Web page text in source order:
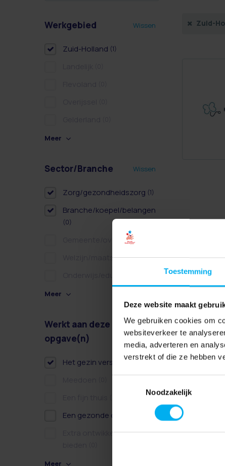
Toestemming
Deze website maakt
We gebruiken cookies om
websiteverkeer te
media, adverteren en
verstrekt of die ze hebben
Noodzakelijk
Werkgebied Wissen
Zuid-Holland (1)
Meer
Sector/Branche Wissen
Zorg/gezondheidszorg (1)
Branche/koepel/belangen
(0)
Gemeente/overheid
Welzijn/maatschappelijk(0)
Meer
Werkt aan deze
opgave(n)
Wissen
Het gezin versterken(1)
Een gezonde dag
Extra ontwikkelkansen
Meer
Zuid-